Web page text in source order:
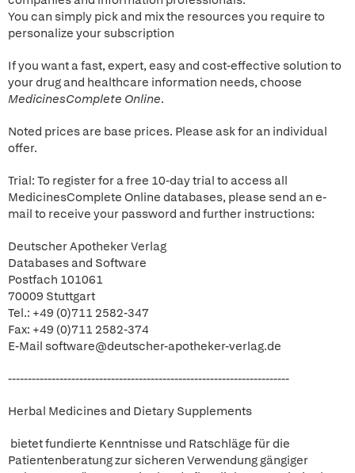
You can simply pick and mix the resources you require to
personalize your subscription
If you want a fast, expert, easy and cost-effective solution to
your drug and healthcare information needs, choose
MedicinesComplete Online.
Noted prices are base prices. Please ask for an individual
offer.
Trial: To register for a free 10-day trial to access all
MedicinesComplete Online databases, please send an e-
mail to receive your password and further instructions:
Deutscher Apotheker Verlag
Databases and Software
Postfach 101061
70009 Stuttgart
Tel.: +49 (0)711 2582-347
Fax: +49 (0)711 2582-374
E-Mail software@deutscher-apotheker-verlag.de
-----------------------------------------------------------------------
Herbal Medicines and Dietary Supplements
bietet fundierte Kenntnisse und Ratschläge für die
Patientenberatung zur sicheren Verwendung gängiger